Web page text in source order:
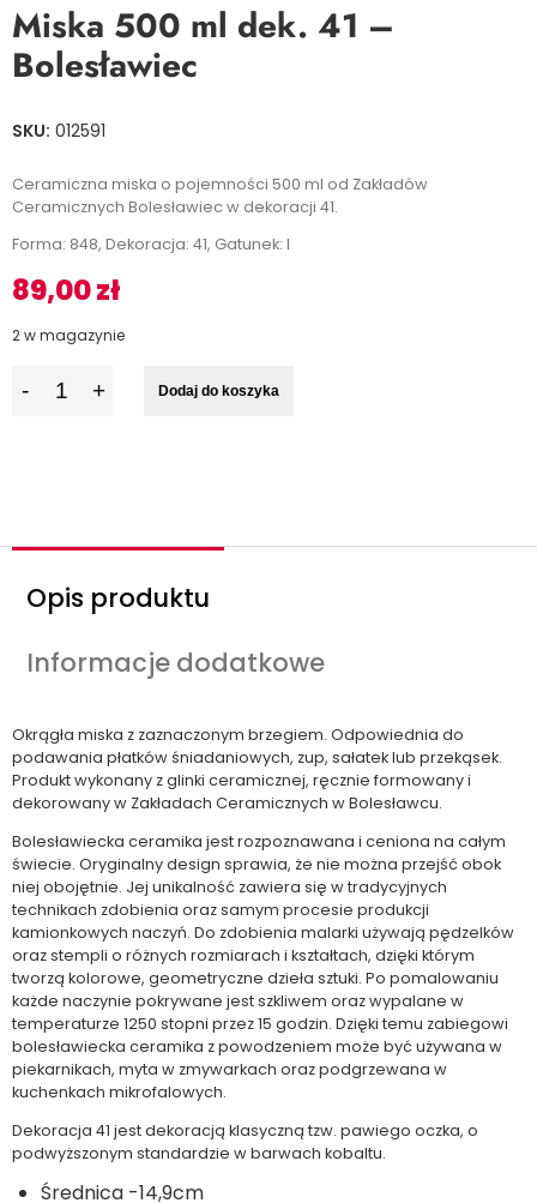
Miska 500 ml dek. 41 –
Bolesławiec
SKU: 012591
Ceramiczna miska o pojemności 500 ml od Zakładów
Ceramicznych Bolesławiec w dekoracji 41.
Forma: 848, Dekoracja: 41, Gatunek: I
89,00zł
2 w magazynie
Dodaj do koszyka
Opis produktu
Informacje dodatkowe
Okrągła miska z zaznaczonym brzegiem. Odpowiednia do
podawania płatków śniadaniowych, zup, sałatek lub przekąsek.
Produkt wykonany z glinki ceramicznej, ręcznie formowany i
dekorowany w Zakładach Ceramicznych w Bolesławcu.
Bolesławiecka ceramika jest rozpoznawana i ceniona na całym
świecie. Oryginalny design sprawia, że nie można przejść obok
niej obojętnie. Jej unikalność zawiera się w tradycyjnych
technikach zdobienia oraz samym procesie produkcji
kamionkowych naczyń. Do zdobienia malarki używają pędzelków
oraz stempli o różnych rozmiarach i kształtach, dzięki którym
tworzą kolorowe, geometryczne dzieła sztuki. Po pomalowaniu
każde naczynie pokrywane jest szkliwem oraz wypalane w
temperaturze 1250 stopni przez 15 godzin. Dzięki temu zabiegowi
bolesławiecka ceramika z powodzeniem może być używana w
piekarnikach, myta w zmywarkach oraz podgrzewana w
kuchenkach mikrofalowych.
Dekoracja 41 jest dekoracją klasyczną tzw. pawiego oczka, o
podwyższonym standardzie w barwach kobaltu.
Średnica -14,9cm